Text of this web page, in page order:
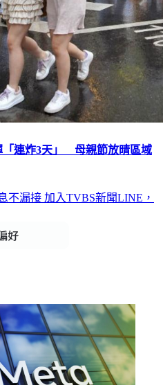
「連炸3天」 母親節放晴區域
不漏接 加入TVBS新聞LINE，